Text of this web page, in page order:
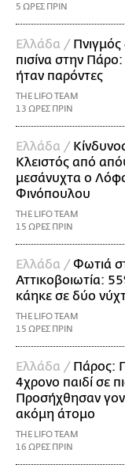
5 ΩΡΕΣ ΠΡΙΝ
Ελλάδα /
πισίνα στην Πάρο:
ήταν παρόντες
THE LIFO TEAM
13 ΩΡΕΣ ΠΡΙΝ
Ελλάδα /
Κλειστός από
μεσάνυχτα ο
Φινόπουλου
THE LIFO TEAM
15 ΩΡΕΣ ΠΡΙΝ
Ελλάδα /Φωτιά
Αττικοβοιωτία:
κάηκε σε δύο
THE LIFO TEAM
15 ΩΡΕΣ ΠΡΙΝ
Ελλάδα / Πάρος:
4χρονο παιδί σε
Προσήχθησαν
ακόμη άτομο
THE LIFO TEAM
16 ΩΡΕΣ ΠΡΙΝ